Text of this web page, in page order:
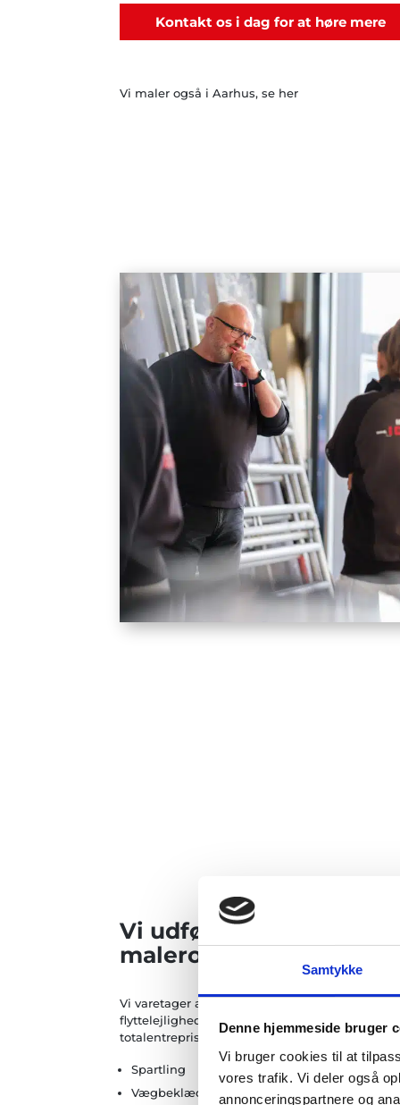
Samtykke
Denne hjemmeside bruger
Vi bruger cookies til at
vores trafik. Vi deler også
annonceringspartnere og
Kontakt os i dag for at høre mere
Vi maler også i Aarhus, se her
Vi udfører alle typer af
maleropgaver
Vi varetager alle former for maleropgaver –
flyttelejligheder, forsikringsskader,
totalentrepriser og meget mere, f.eks.:
Spartling
Vægbeklædning